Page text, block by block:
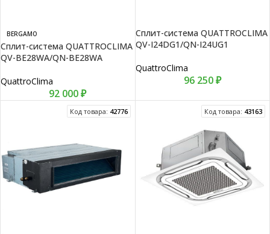
BERGAMO
Сплит-система QUATTROCLIMA
QV-BE28WA/QN-BE28WA
QuattroClima
92 000₽
Сплит-система QUATTROCLIMA
QV-I24DG1/QN-I24UG1
QuattroClima
96 250₽
Код товара: 42776 Код товара: 43163